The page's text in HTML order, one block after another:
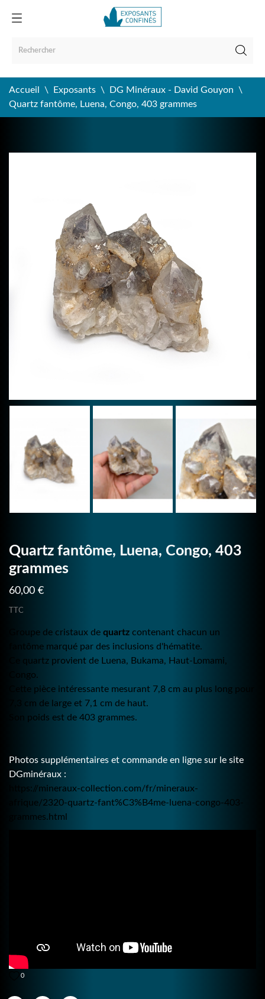
Accueil Exposants
DG Minéraux - David Gouyon
Quartz fantôme, Luena, Congo, 403 grammes
Quartz fantôme, Luena, Congo, 403
grammes
60,00 €
TTC
Groupe de cristaux de quartz contenant chacun un
fantôme marqué par des inclusions d'hématite.
Ce quartz provient de Luena, Bukama, Haut-Lomami,
Congo.
Cette pièce intéressante mesurant 7,8 cm au plus long pour
7,3 cm de large et 7,1 cm de haut.
Son poids est de 403 grammes.
Photos supplémentaires et commande en ligne sur le site
DGminéraux :
https://mineraux-collection.com/fr/mineraux-
afrique/2320-quartz-fant%C3%B4me-luena-congo-403-
grammes.html
0